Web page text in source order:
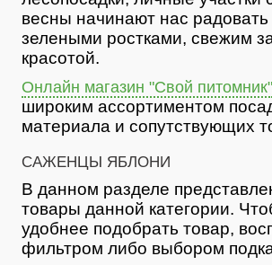
весны начинают нас
зелеными ростками, свежим
красотой.
Онлайн магазин "Свой питомник"
широким ассортиментом
материала и сопутствующих
САЖЕНЦЫ ЯБЛОНИ
В данном разделе
товары данной категории.
удобнее подобрать товар,
фильтром либо выбором